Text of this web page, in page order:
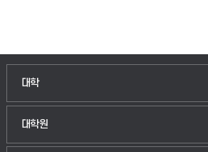
대학
인문융합공공인재학부
법경영학부
대학원
일반대학원